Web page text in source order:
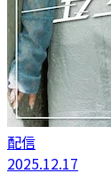
配信
2025.12.17